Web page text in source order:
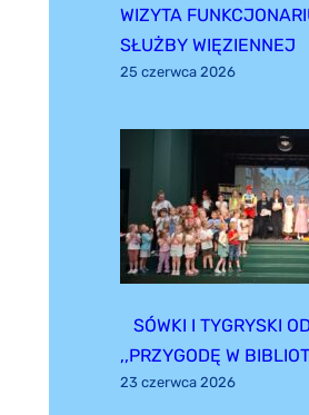
WIZYTA
SŁUŻBY WIĘZIENNEJ
25 czerwca 2026
SÓWKI I TYGRYSKI
,,PRZYGODĘ W
23 czerwca 2026